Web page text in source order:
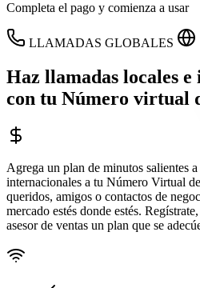
Completa el pago y comienza a usar
LLAMADAS GLOBALES
Haz llamadas locales
con tu Número virtual
Agrega un plan de minutos salientes
internacionales a tu Número Virtual de
queridos, amigos o contactos de
mercado estés donde estés.
asesor de ventas un plan que se